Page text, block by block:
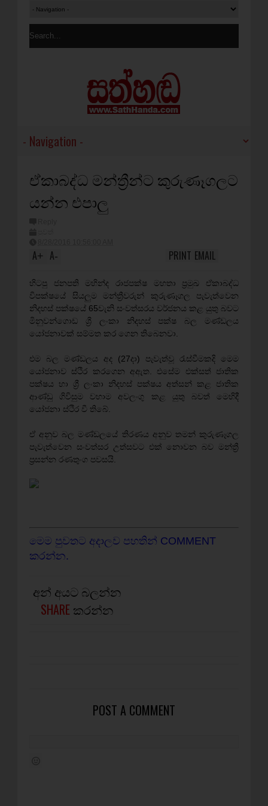
ඒකාබද්ධ මන්ත්‍රීන්ට කුරුණෑගලට
යන්න එපාලු
A+ A- EMAIL
PRINT
හිටපු ජනපති මහින්ද රාජපක්ෂ මහතා ප්‍රමුඛ ඒකාබද්ධ
විපක්ෂයේ සියලුම මන්ත්‍රීවරුන් කුරුණෑගල පැවැත්වෙන
නිදහස් පක්ෂයේ 65වැනි සංවත්සරය වර්ජනය කළ යුතු බවට
මිනුවන්ගොඩ ශ්‍රී ලංකා නිදහස් පක්ෂ බල මණ්ඩලය
යෝජනාවක් සම්මත කර ගෙන තිබෙනවා.
එම බල මණ්ඩලය අද (27දා) පැවැත්වූ රැස්වීමකදි මෙම
යෝජනාව ස්ථිර කරගෙන අඇත. එසේම එක්සත් ජාතික
පක්ෂය හා ශ්‍රී ලංකා නිදහස් පක්ෂය අත්සන් කළ ජාතික
ආණ්ඩු ගිවිසුම වහාම අවලංගු කළ යුතු බවත් මෙහිදී
යෝජනා ස්ථිර වී තිබේ.
ඒ අනුව බල මණ්ඩලයේ තිරණය අනුව තමන් කුරුණෑගල
පැවැත්වෙන සංවත්සර උත්සවට එක් නොවන බව මන්ත්‍රී
ප්‍රසන්න රණතුංග පවසයි.
මෙම පුවතට අදාලව පහතින් COMMENT
කරන්න.
අන් අයට බලන්න
SHARE කරන්න
POST A COMMENT